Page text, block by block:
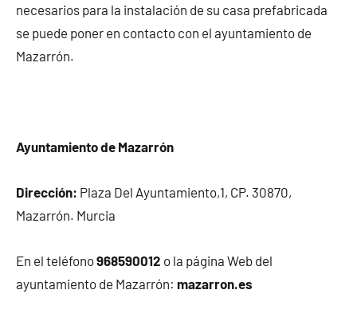
necesarios para la instalación de su casa prefabricada
se puede poner en contacto con el ayuntamiento de
Mazarrón.
Ayuntamiento de Mazarrón
Dirección: Plaza Del Ayuntamiento,1, CP. 30870,
Mazarrón. Murcia
En el teléfono968590012 o la página Web del
ayuntamiento de Mazarrón: mazarron.es